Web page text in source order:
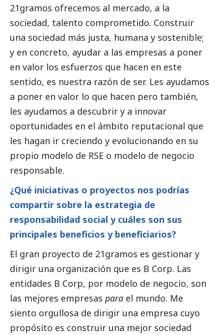
21gramos ofrecemos al mercado, a la
sociedad, talento comprometido. Construir
una sociedad más justa, humana y sostenible;
y en concreto, ayudar a las empresas a poner
en valor los esfuerzos que hacen en este
sentido, es nuestra razón de ser. Les ayudamos
a poner en valor lo que hacen pero también,
les ayudamos a descubrir y a innovar
oportunidades en el ámbito reputacional que
les hagan ir creciendo y evolucionando en su
propio modelo de RSE o modelo de negocio
responsable.
¿Qué iniciativas o proyectos nos podrías
compartir sobre la estrategia de
responsabilidad social y cuáles son sus
principales beneficios y beneficiarios?
El gran proyecto de 21gramos es gestionar y
dirigir una organización que es B Corp. Las
entidades B Corp, por modelo de negocio, son
las mejores empresas para el mundo. Me
siento orgullosa de dirigir una empresa cuyo
propósito es construir una mejor sociedad